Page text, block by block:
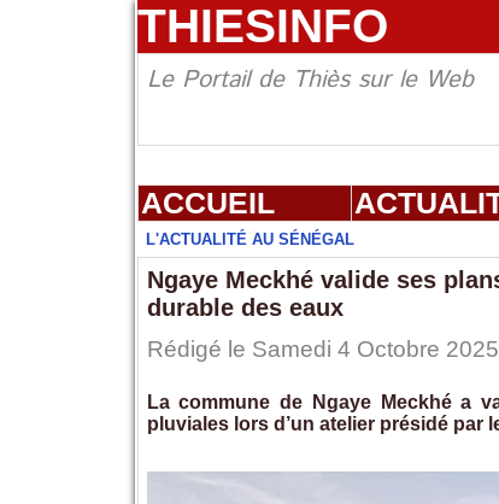
THIESINFO
Le Portail de Thiès sur le Web
ACCUEIL
L'ACTUALITÉ AU SÉNÉGAL
Ngaye Meckhé valide ses
durable des eaux
Rédigé le Samedi 4 Octobre
La commune de Ngaye Meckhé a
pluviales lors d’un atelier présidé par